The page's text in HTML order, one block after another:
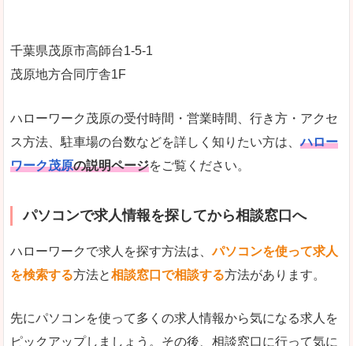
千葉県茂原市高師台1-5-1
茂原地方合同庁舎1F
ハローワーク茂原の受付時間・営業時間、行き方・アクセ
ス方法、駐車場の台数などを詳しく知りたい方は、ハロー
ワーク茂原の説明ページをご覧ください。
パソコンで求人情報を探してから相談窓口へ
ハローワークで求人を探す方法は、パソコンを使って求人
を検索する方法と相談窓口で相談する方法があります。
先にパソコンを使って多くの求人情報から気になる求人を
ピックアップしましょう。その後、相談窓口に行って気に